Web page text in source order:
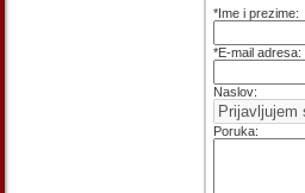
*Ime i prezime:
*E-mail adresa:
Naslov:
Poruka: